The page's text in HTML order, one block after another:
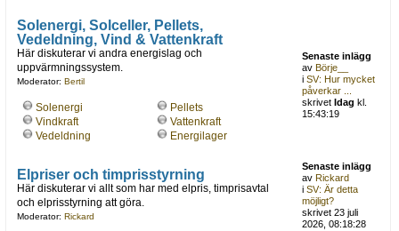
Solenergi, Solceller, Pellets,
Vedeldning, Vind & Vattenkraft
Här diskuterar vi andra energislag och
uppvärmningssystem.
Moderator: Bertil
Solenergi
Vindkraft
Vedeldning
Pellets
Vattenkraft
Energilager
Senaste inlägg
avBörje__
iSV: Hur mycket
påverkar ...
skrivetIdag kl.
15:43:19
Elpriser och timprisstyrning
Här diskuterar vi allt som har med elpris, timprisavtal
och elprisstyrning att göra.
Moderator: Rickard
Senaste inlägg
avRickard
iSV: Är detta
möjligt?
skrivet 23 juli
2026, 08:18:28